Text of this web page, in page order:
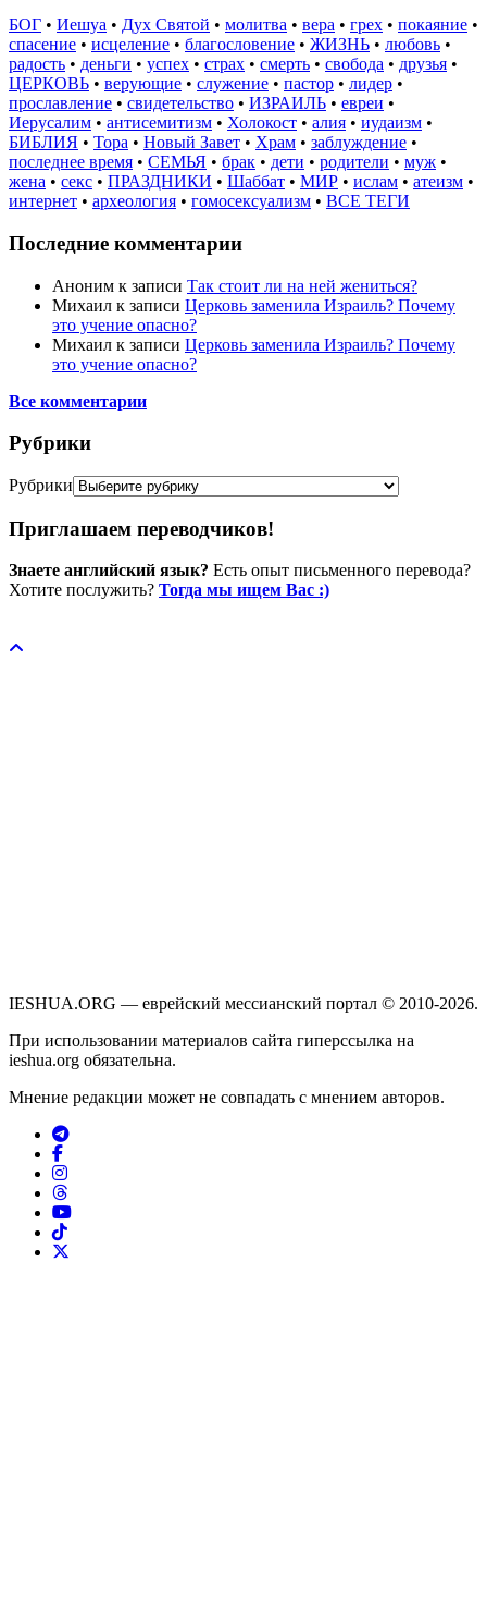
БОГ • Иешуа • Дух Святой • молитва • вера • грех • покаяние •
спасение • исцеление • благословение • ЖИЗНЬ • любовь •
радость • деньги • успех • страх • смерть • свобода • друзья •
ЦЕРКОВЬ • верующие • служение • пастор • лидер •
прославление • свидетельство • ИЗРАИЛЬ • евреи •
Иерусалим • антисемитизм • Холокост • алия • иудаизм •
БИБЛИЯ • Тора • Новый Завет • Храм • заблуждение •
последнее время • СЕМЬЯ • брак • дети • родители • муж •
жена • секс • ПРАЗДНИКИ • Шаббат • МИР • ислам • атеизм •
интернет • археология • гомосексуализм • ВСЕ ТЕГИ
Последние комментарии
Аноним к записи Так стоит ли на ней жениться?
Михаил к записи Церковь заменила Израиль? Почему
это учение опасно?
Михаил к записи Церковь заменила Израиль? Почему
это учение опасно?
Все комментарии
Рубрики
Рубрики
Приглашаем переводчиков!
Знаете английский язык? Есть опыт письменного перевода?
Хотите послужить? Тогда мы ищем Вас :)
IESHUA.ORG — еврейский мессианский портал © 2010-2026.
При использовании материалов сайта гиперссылка на
ieshua.org обязательна.
Мнение редакции может не совпадать с мнением авторов.